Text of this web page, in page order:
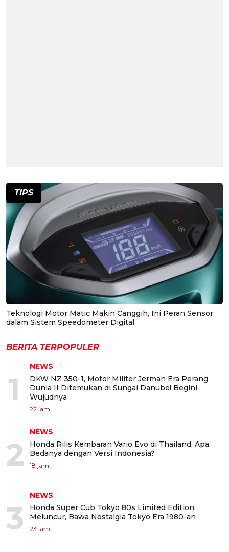
TIPS
Teknologi Motor Matic Makin Canggih, Ini Peran Sensor
dalam Sistem Speedometer Digital
BERITA TERPOPULER
1
NEWS
DKW NZ 350-1, Motor Militer Jerman Era Perang
Dunia II Ditemukan di Sungai Danube! Begini
Wujudnya
22 jam
2
NEWS
Honda Rilis Kembaran Vario Evo di Thailand, Apa
Bedanya dengan Versi Indonesia?
18 jam
3
NEWS
Honda Super Cub Tokyo 80s Limited Edition
Meluncur, Bawa Nostalgia Tokyo Era 1980-an
23 jam